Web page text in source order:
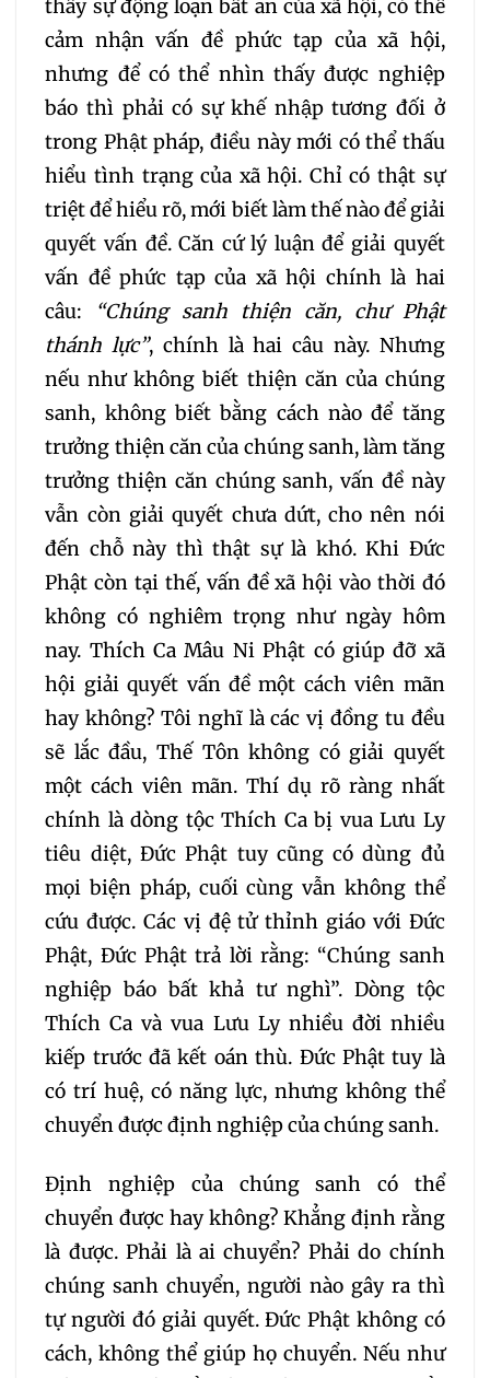
057 058 059
060 061 062
063 064 065
066 067 068
069 070 071
072 073 074
075 076 077
078 079
081 082 083
084 085
087 088 089
090 091 092
093 094 095
096 097 098
099 100 101
102 103 104
105 106 107
108 109 110 111
112 113 114 115
116 117 118 119
120 121 122 123
thấy sự động loạn bất an của xã hội, có thể
cảm nhận vấn đề phức tạp của xã hội,
nhưng để có thể nhìn thấy được nghiệp
báo thì phải có sự khế nhập tương đối ở
trong Phật pháp, điều này mới có thể thấu
hiểu tình trạng của xã hội. Chỉ có thật sự
triệt để hiểu rõ, mới biết làm thế nào để giải
quyết vấn đề. Căn cứ lý luận để giải quyết
vấn đề phức tạp của xã hội chính là hai
câu:
“Chúng sanh thiện căn, chư Phật
thánh lực”, chính là hai câu này. Nhưng
nếu như không biết thiện căn của chúng
sanh, không biết bằng cách nào để tăng
trưởng thiện căn của chúng sanh, làm tăng
trưởng thiện căn chúng sanh, vấn đề này
vẫn còn giải quyết chưa dứt, cho nên nói
đến chỗ này thì thật sự là khó. Khi Đức
Phật còn tại thế, vấn đề xã hội vào thời đó
không có nghiêm trọng như ngày hôm
nay. Thích Ca Mâu Ni Phật có giúp đỡ xã
hội giải quyết vấn đề một cách viên mãn
hay không? Tôi nghĩ là các vị đồng tu đều
sẽ lắc đầu, Thế Tôn không có giải quyết
một cách viên mãn. Thí dụ rõ ràng nhất
chính là dòng tộc Thích Ca bị vua Lưu Ly
tiêu diệt, Đức Phật tuy cũng có dùng đủ
mọi biện pháp, cuối cùng vẫn không thể
cứu được. Các vị đệ tử thỉnh giáo với Đức
Phật, Đức Phật trả lời rằng: “Chúng sanh
nghiệp báo bất khả tư nghì”. Dòng tộc
Thích Ca và vua Lưu Ly nhiều đời nhiều
kiếp trước đã kết oán thù. Đức Phật tuy là
có trí huệ, có năng lực, nhưng không thể
chuyển được định nghiệp của chúng sanh.
Định nghiệp của chúng sanh có thể
chuyển được hay không? Khẳng định rằng
là được. Phải là ai chuyển? Phải do chính
chúng sanh chuyển, người nào gây ra thì
tự người đó giải quyết. Đức Phật không có
cách, không thể giúp họ chuyển. Nếu như